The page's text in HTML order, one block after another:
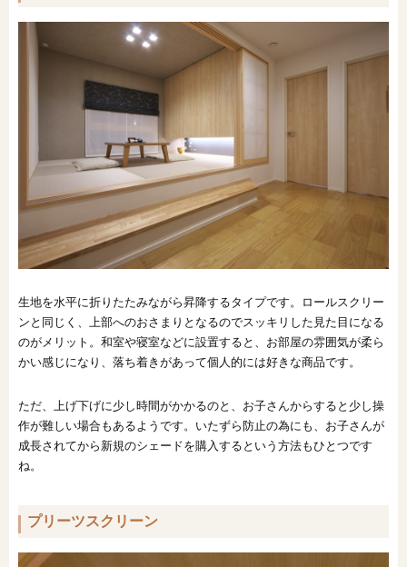
生地を水平に折りたたみながら昇降するタイプです。ロールスクリー
ンと同じく、上部へのおさまりとなるのでスッキリした見た目になる
のがメリット。和室や寝室などに設置すると、お部屋の雰囲気が柔ら
かい感じになり、落ち着きがあって個人的には好きな商品です。
ただ、上げ下げに少し時間がかかるのと、お子さんからすると少し操
作が難しい場合もあるようです。いたずら防止の為にも、お子さんが
成長されてから新規のシェードを購入するという方法もひとつです
ね。
プリーツスクリーン